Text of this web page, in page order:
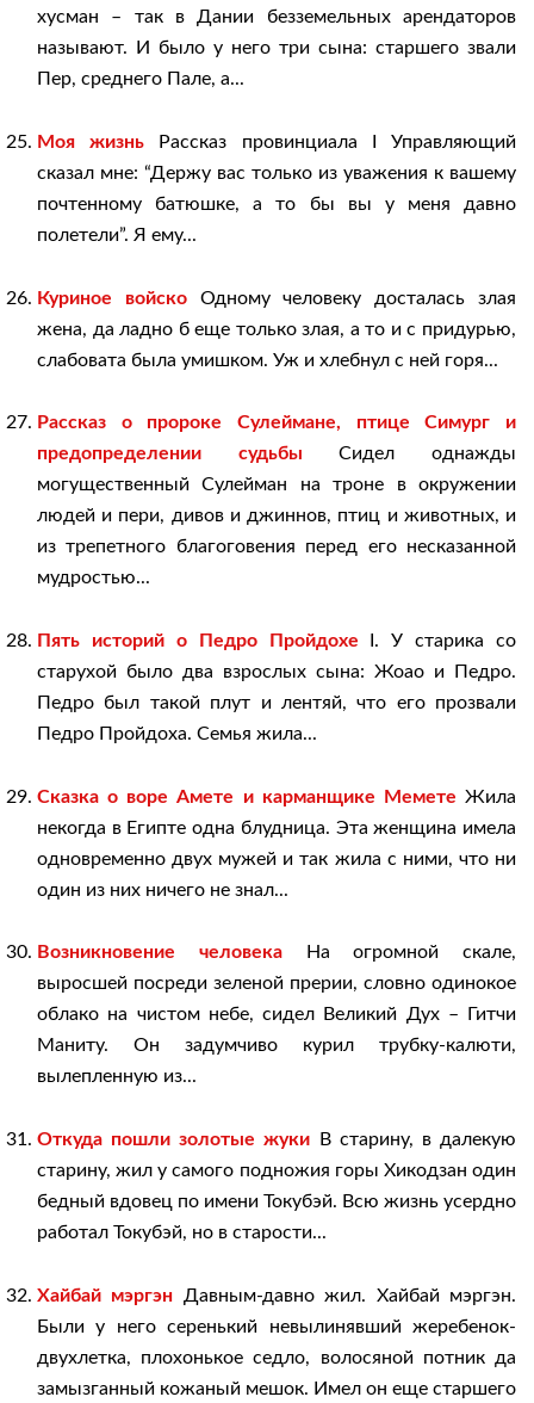
хусман – так в Дании безземельных арендаторов
называют. И было у него три сына: старшего звали
Пер, среднего Пале, а...
Моя жизнь Рассказ провинциала I Управляющий
сказал мне: “Держу вас только из уважения к вашему
почтенному батюшке, а то бы вы у меня давно
полетели”. Я ему...
Куриное войскоОдному человеку досталась злая
жена, да ладно б еще только злая, а то и с придурью,
слабовата была умишком. Уж и хлебнул с ней горя...
Рассказ о пророке Сулеймане, птице Симург и
предопределении судьбы Сидел однажды
могущественный Сулейман на троне в окружении
людей и пери, дивов и джиннов, птиц и животных, и
из трепетного благоговения перед его несказанной
мудростью...
Пять историй о Педро Пройдохе I. У старика со
старухой было два взрослых сына: Жоао и Педро.
Педро был такой плут и лентяй, что его прозвали
Педро Пройдоха. Семья жила...
Сказка о воре Амете и карманщике Мемете Жила
некогда в Египте одна блудница. Эта женщина имела
одновременно двух мужей и так жила с ними, что ни
один из них ничего не знал...
Возникновение человекаНа огромной скале,
выросшей посреди зеленой прерии, словно одинокое
облако на чистом небе, сидел Великий Дух – Гитчи
Маниту. Он задумчиво курил трубку-калюти,
вылепленную из...
Откуда пошли золотые жуки В старину, в далекую
старину, жил у самого подножия горы Хикодзан один
бедный вдовец по имени Токубэй. Всю жизнь усердно
работал Токубэй, но в старости...
Хайбай мэргэн Давным-давно жил. Хайбай мэргэн.
Были у него серенький невылинявший жеребенок-
двухлетка, плохонькое седло, волосяной потник да
замызганный кожаный мешок. Имел он еще старшего